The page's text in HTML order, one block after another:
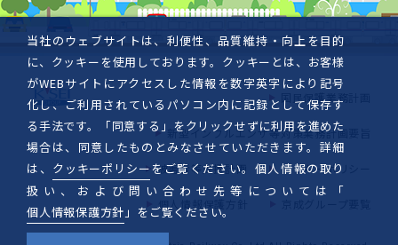
国民保護業務計画
新型インフルエンザ等対策業務計画要旨
被害者等支援計画 クッキーポリシー
個人情報保護方針
当社のウェブサイトは、利便性、品質維持・向上を目的
に、クッキーを使用しております。クッキーとは、お客様
がWEBサイトにアクセスした情報を数字英字により記号
化し、ご利用されているパソコン内に記録として保存す
る手法です。「同意する」をクリックせずに利用を進めた
場合は、同意したものとみなさせていただきます。詳細
は、 クッキーポリシー をご覧ください。個人情報の取り
扱い、および問い合わせ先等については「
個人情報保護方針 」をご覧ください。